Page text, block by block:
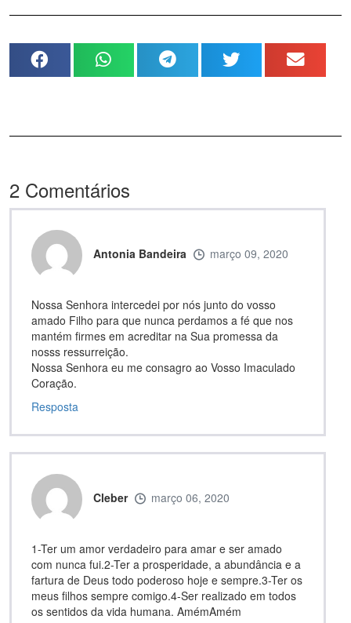
2 Comentários
Antonia Bandeira março 09, 2020
Nossa Senhora intercedei por nós junto do vosso
amado Filho para que nunca perdamos a fé que nos
mantém firmes em acreditar na Sua promessa da
nosss ressurreição.
Nossa Senhora eu me consagro ao Vosso Imaculado
Coração.
Resposta
Cleber março 06, 2020
1-Ter um amor verdadeiro para amar e ser amado
com nunca fui.2-Ter a prosperidade, a abundância e a
fartura de Deus todo poderoso hoje e sempre.3-Ter os
meus filhos sempre comigo.4-Ser realizado em todos
os sentidos da vida humana. AmémAmém